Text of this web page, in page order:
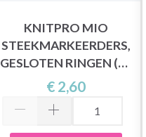
KNITPRO MIO
STEEKMARKEERDERS,
GESLOTEN RINGEN (50
STUKS)
€ 2,60